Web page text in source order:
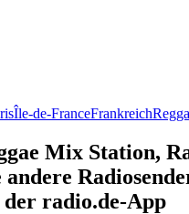
Île-de-FranceFrankreich
Mix Station,
andere
radio.de-App